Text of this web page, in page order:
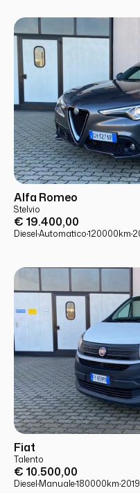
USATO
Alfa Romeo
Stelvio
€ 19.400,00
Diesel·Automatico·120000km·
USATO
Fiat
Talento
€ 10.500,00
Diesel·Manuale·180000km·2019